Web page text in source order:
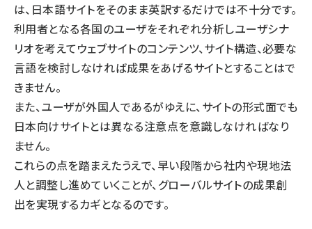
は、日本語サイトをそのまま英訳するだけでは不十分です。
利用者となる各国のユーザをそれぞれ分析しユーザシナ
リオを考えてウェブサイトのコンテンツ、サイト構造、必要な
言語を検討しなければ成果をあげるサイトとすることはで
きません。
また、ユーザが外国人であるがゆえに、サイトの形式面でも
日本向けサイトとは異なる注意点を意識しなければなり
ません。
これらの点を踏まえたうえで、早い段階から社内や現地法
人と調整し進めていくことが、グローバルサイトの成果創
出を実現するカギとなるのです。